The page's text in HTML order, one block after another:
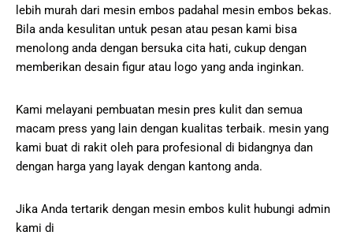
lebih murah dari mesin embos padahal mesin embos bekas.
Bila anda kesulitan untuk pesan atau pesan kami bisa
menolong anda dengan bersuka cita hati, cukup dengan
memberikan desain figur atau logo yang anda inginkan.
Kami melayani pembuatan mesin pres kulit dan semua
macam press yang lain dengan kualitas terbaik. mesin yang
kami buat di rakit oleh para profesional di bidangnya dan
dengan harga yang layak dengan kantong anda.
Jika Anda tertarik dengan mesin embos kulit hubungi admin
kami di